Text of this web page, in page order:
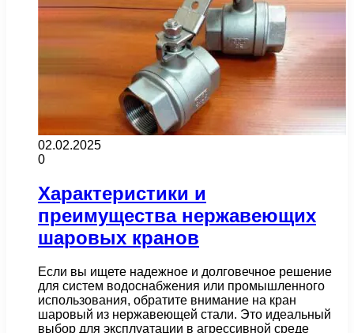
02.02.2025
0
Характеристики и
преимущества нержавеющих
шаровых кранов
Если вы ищете надежное и долговечное решение
для систем водоснабжения или промышленного
использования, обратите внимание на кран
шаровый из нержавеющей стали. Это идеальный
выбор для эксплуатации в агрессивной среде